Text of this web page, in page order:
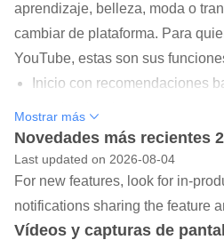
aprendizaje, belleza, moda o
cambiar de plataforma. Para
YouTube, estas son sus
Inicio con recomendaciones
Suscripciones para ver
favoritos.
Biblioteca con historial,
marcado con “me gusta”.
Mostrar más
Novedades más recientes
Last updated on 2026-08-04
For new features, look for in-
notifications sharing the feature
Vídeos y capturas de